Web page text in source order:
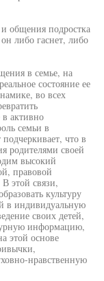
общения подростка
либо гаснет, либо
в семье, на
состояние ее
во всех
в активно
семьи в
что в
родителями своей
высокий
правовой
этой связи,
культуру
в индивидуальную
своих детей,
информацию,
этой основе
нравственную